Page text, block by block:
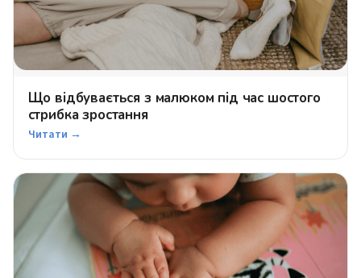
Що відбувається з малюком під час шостого
стрибка зростання
Читати →